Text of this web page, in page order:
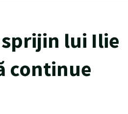
lui Ilie
continue